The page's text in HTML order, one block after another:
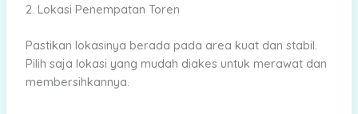
2. Lokasi Penempatan Toren
Pastikan lokasinya berada pada area kuat dan stabil.
Pilih saja lokasi yang mudah diakes untuk merawat dan
membersihkannya.